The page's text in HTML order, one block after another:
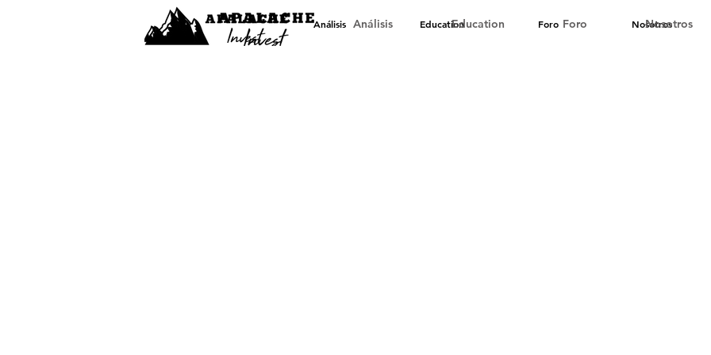
Análisis Education Foro Nosotros
Análisis Education Foro Nosotros